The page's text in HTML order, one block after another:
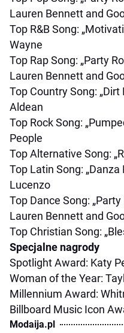
Lauren Bennett and
Top R&B Song:
Wayne
Top Rap Song: „Party
Lauren Bennett and
Top Country Song:
Aldean
Top Rock Song:
People
Top Alternative Song:
Top Latin Song: „Danza
Lucenzo
Top Dance Song:
Lauren Bennett and
Top Christian Song:
Specjalne nagrody
Spotlight Award: Katy
Woman of the Year:
Millennium Award:
Billboard Music Icon
Modaija.pl